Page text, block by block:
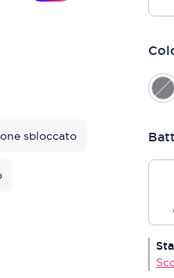
sbloccato